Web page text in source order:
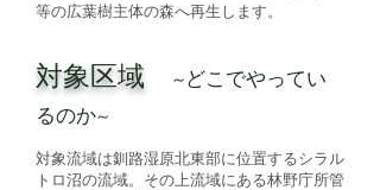
等の広葉樹主体の森へ再生します。
対象区域
~どこでやってい
るのか~
対象流域は釧路湿原北東部に位置するシラル
トロ沼の流域。その上流域にある林野庁所管